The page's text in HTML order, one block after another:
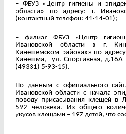
– ФБУЗ «Центр гигиены и
области» по адресу: г.
(контактный телефон: 41-14-01);
– филиал ФБУЗ «Центр
Ивановской области в г.
Кинешемском районах» по
Кинешма, ул. Спортивная, д.16А
(49331) 5-93-15).
По данным с официального
Ивановской области с начала
поводу присасывания клещей в
592 человека. Из общего
укусов клещами – 197 детей, что